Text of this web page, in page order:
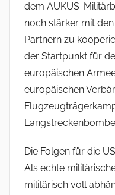
dem AUKUS-
noch stärker mit
Partnern zu
der Startpunkt für
europäischen
europäischen
Die Folgen für die
Als echte
militärisch voll